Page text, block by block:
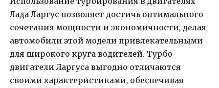
Лада Ларгус позволяет достичь оптимального
сочетания мощности и экономичности, делая
автомобили этой модели привлекательными
для широкого круга водителей. Турбо
двигатели Ларгуса выгодно отличаются
своими характеристиками, обеспечивая